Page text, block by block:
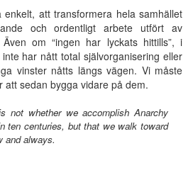
att transformera hela samhället
och ordentligt arbete utfört av
om “ingen har lyckats hittills”, i
har nått total självorganisering eller
vinster nåtts längs vägen. Vi måste
att sedan bygga vidare på dem.
not whether we accomplish Anarchy
ten centuries, but that we walk toward
and always.